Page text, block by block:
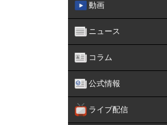
動画
ニュース
コラム
公式情報
ライブ配信